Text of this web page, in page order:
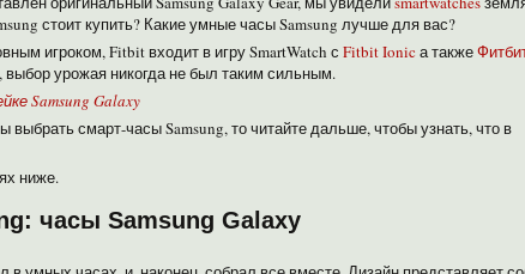
стоит купить? Какие умные часы Samsung лучше для вас?
игроком, Fitbit входит в игру SmartWatch с Fitbit Ionic а также
урожая никогда не был таким сильным.
Samsung Galaxy
смарт-часы Samsung, то читайте дальше, чтобы узнать, что в
ниже.
часы Samsung Galaxy